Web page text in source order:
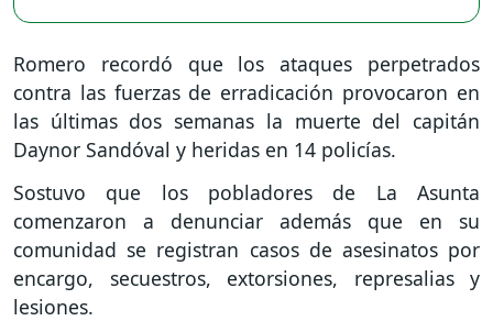
Romero recordó que los ataques perpetrados
contra las fuerzas de erradicación provocaron en
las últimas dos semanas la muerte del capitán
Daynor Sandóval y heridas en 14 policías.
Sostuvo que los pobladores de La Asunta
comenzaron a denunciar además que en su
comunidad se registran casos de asesinatos por
encargo, secuestros, extorsiones, represalias y
lesiones.